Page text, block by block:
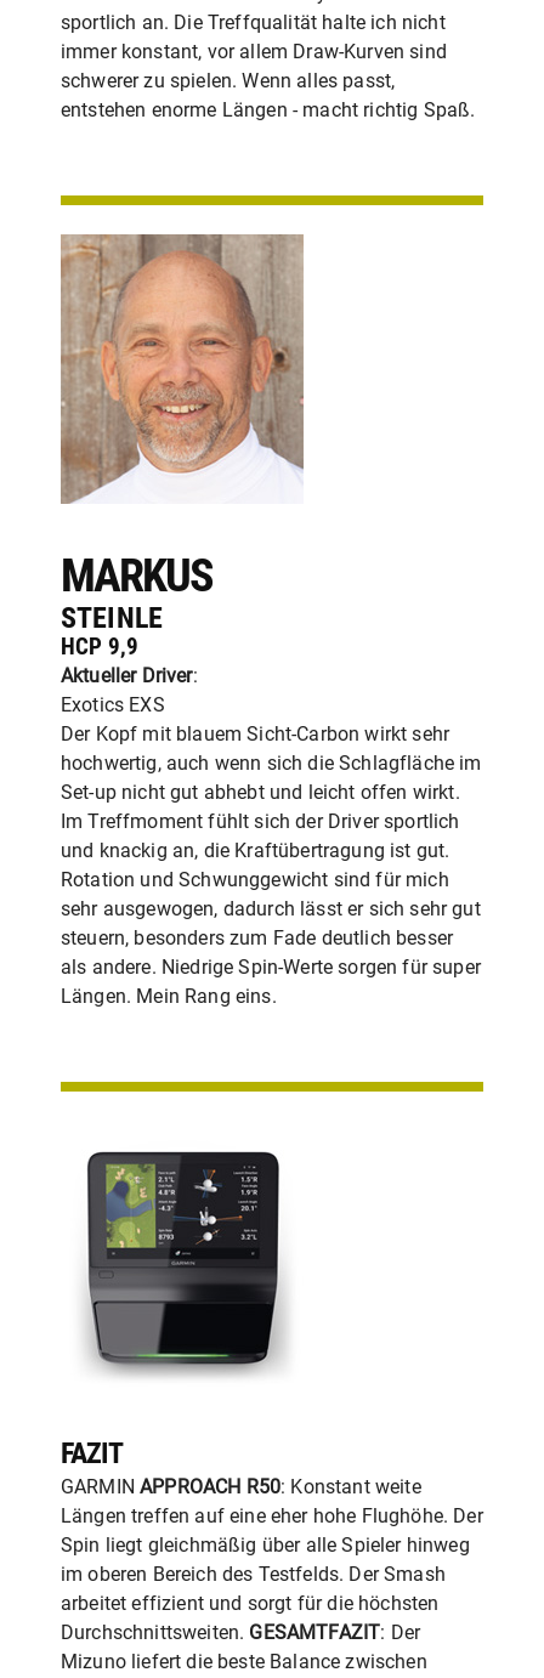
sportlich an. Die Treffqualität halte ich nicht
immer konstant, vor allem Draw‑Kurven sind
schwerer zu spielen. Wenn alles passt,
entstehen enorme Längen - macht richtig Spaß.
MARKUS
STEINLE
HCP 9,9
Aktueller Driver:
Exotics EXS
Der Kopf mit blauem Sicht-Carbon wirkt sehr
hochwertig, auch wenn sich die Schlagfläche im
Set-up nicht gut abhebt und leicht offen wirkt.
Im Treffmoment fühlt sich der Driver sportlich
und knackig an, die Kraftübertragung ist gut.
Rotation und Schwunggewicht sind für mich
sehr ausgewogen, dadurch lässt er sich sehr gut
steuern, besonders zum Fade deutlich besser
als andere. Niedrige Spin-Werte sorgen für super
Längen. Mein Rang eins.
FAZIT
GARMINAPPROACH R50: Konstant weite
Längen treffen auf eine eher hohe Flughöhe. Der
Spin liegt gleichmäßig über alle Spieler hinweg
im oberen Bereich des Testfelds. Der Smash
arbeitet effizient und sorgt für die höchsten
Durchschnittsweiten. GESAMTFAZIT: Der
Mizuno liefert die beste Balance zwischen